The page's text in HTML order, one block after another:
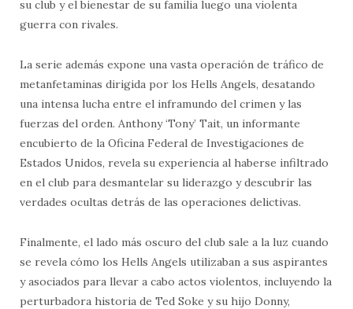
su club y el bienestar de su familia luego una violenta
guerra con rivales.
La serie además expone una vasta operación de tráfico de
metanfetaminas dirigida por los Hells Angels, desatando
una intensa lucha entre el inframundo del crimen y las
fuerzas del orden. Anthony ‘Tony’ Tait, un informante
encubierto de la Oficina Federal de Investigaciones de
Estados Unidos, revela su experiencia al haberse infiltrado
en el club para desmantelar su liderazgo y descubrir las
verdades ocultas detrás de las operaciones delictivas.
Finalmente, el lado más oscuro del club sale a la luz cuando
se revela cómo los Hells Angels utilizaban a sus aspirantes
y asociados para llevar a cabo actos violentos, incluyendo la
perturbadora historia de Ted Soke y su hijo Donny,